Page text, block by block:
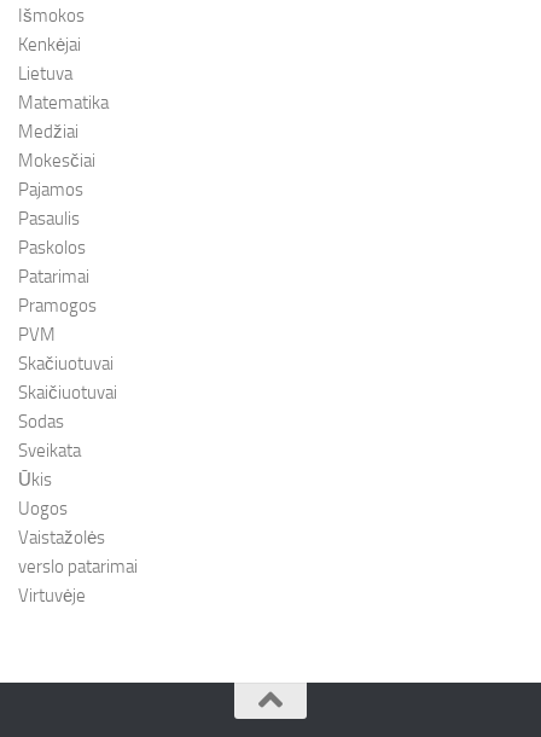
Išmokos
Kenkėjai
Lietuva
Matematika
Medžiai
Mokesčiai
Pajamos
Pasaulis
Paskolos
Patarimai
Pramogos
PVM
Skačiuotuvai
Skaičiuotuvai
Sodas
Sveikata
Ūkis
Uogos
Vaistažolės
verslo patarimai
Virtuvėje